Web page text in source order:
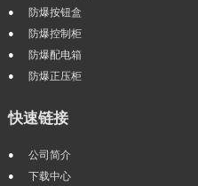
防爆按钮盒
防爆控制柜
防爆配电箱
防爆正压柜
快速链接
公司简介
下载中心